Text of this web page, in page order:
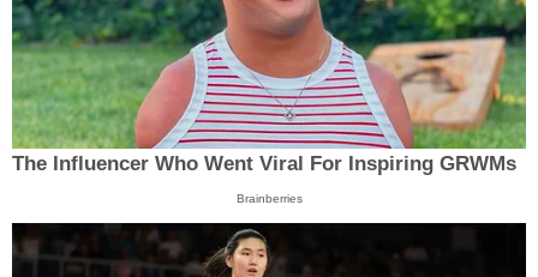
The Influencer Who Went Viral For Inspiring GRWMs
Brainberries